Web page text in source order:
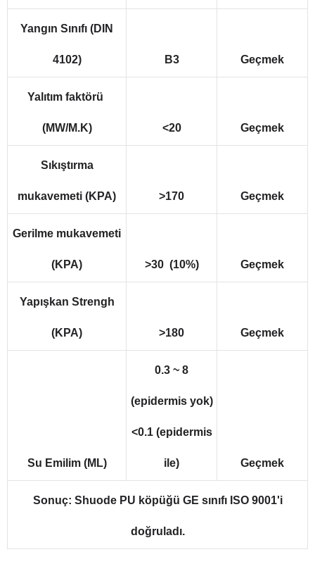
Yangın Sınıfı (DIN
4102) B3 Geçmek
Yalıtım faktörü
(MW/M.K) <20 Geçmek
Sıkıştırma
mukavemeti (KPA) >170 Geçmek
Gerilme mukavemeti
(KPA) >30 (10%) Geçmek
Yapışkan Strengh
(KPA) >180 Geçmek
Su Emilim (ML)
0.3 ~ 8
(epidermis yok)
<0.1 (epidermis
ile) Geçmek
Sonuç: Shuode PU köpüğü GE sınıfı ISO 9001'i
doğruladı.